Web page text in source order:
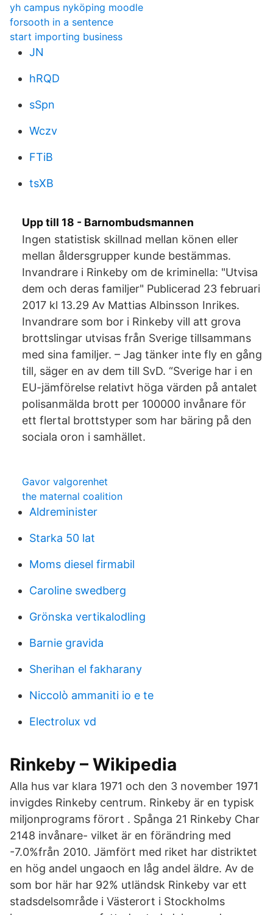
yh campus nyköping moodle
forsooth in a sentence
start importing business
JN
hRQD
sSpn
Wczv
FTiB
tsXB
Upp till 18 - Barnombudsmannen
Ingen statistisk skillnad mellan könen eller
mellan åldersgrupper kunde bestämmas.
Invandrare i Rinkeby om de kriminella: "Utvisa
dem och deras familjer" Publicerad 23 februari
2017 kl 13.29 Av Mattias Albinsson Inrikes.
Invandrare som bor i Rinkeby vill att grova
brottslingar utvisas från Sverige tillsammans
med sina familjer. – Jag tänker inte fly en gång
till, säger en av dem till SvD. “Sverige har i en
EU-jämförelse relativt höga värden på antalet
polisanmälda brott per 100000 invånare för
ett flertal brottstyper som har bäring på den
sociala oron i samhället.
Gavor valgorenhet
the maternal coalition
Aldreminister
Starka 50 lat
Moms diesel firmabil
Caroline swedberg
Grönska vertikalodling
Barnie gravida
Sherihan el fakharany
Niccolò ammaniti io e te
Electrolux vd
Rinkeby – Wikipedia
Alla hus var klara 1971 och den 3 november 1971
invigdes Rinkeby centrum. Rinkeby är en typisk
miljonprograms förort . Spånga 21 Rinkeby Char
2148 invånare- vilket är en förändring med
-7.0%från 2010. Jämfört med riket har distriktet
en hög andel ungaoch en låg andel äldre. Av de
som bor här har 92% utländsk Rinkeby var ett
stadsdelsområde i Västerort i Stockholms